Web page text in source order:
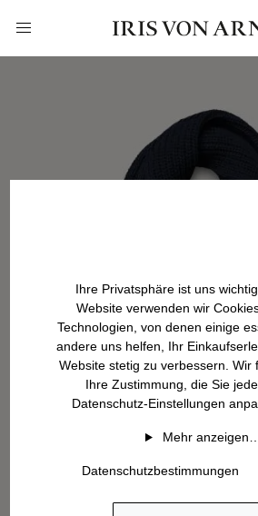
Ihre Privatsphäre ist uns
Website verwenden wir
Technologien, von denen einige
andere uns helfen, Ihr
Website stetig zu verbessern. Wir
Ihre Zustimmung, die Sie
Datenschutz-Einstellungen
Mehr anzeigen…
Datenschutzbestimmungen